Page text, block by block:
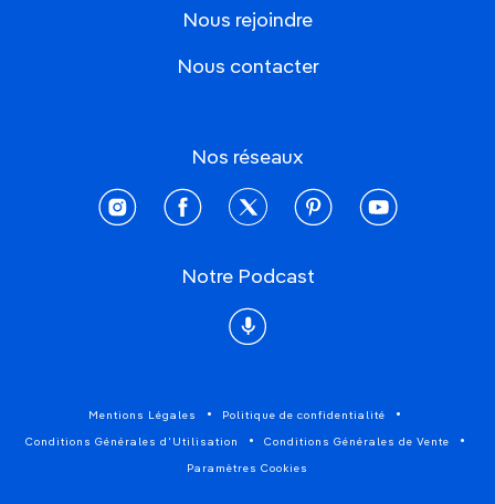
Nous rejoindre
Nous contacter
Nos réseaux
instagramfacebooktwitter pinterestyoutube
Notre Podcast
Podcast
Mentions Légales Politique de confidentialité
Conditions Générales d'Utilisation Conditions Générales de Vente
Paramètres Cookies